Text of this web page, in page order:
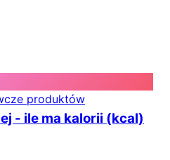
produktów
- ile ma kalorii (kcal)